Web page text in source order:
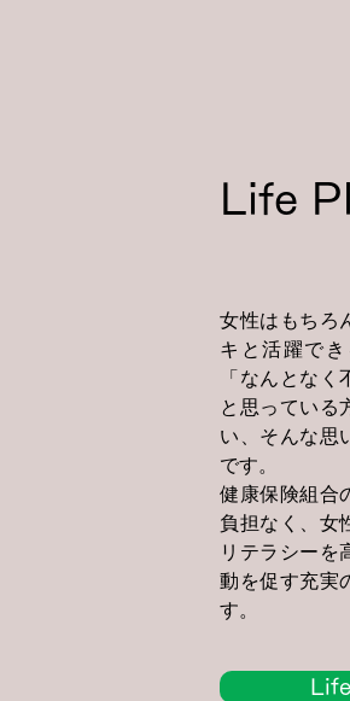
Life
女性はもちろ
キと活躍でき
「なんとなく
と思っている
い、そんな思
です。
健康保険組合
負担なく、女
リテラシーを
動を促す充実
す。